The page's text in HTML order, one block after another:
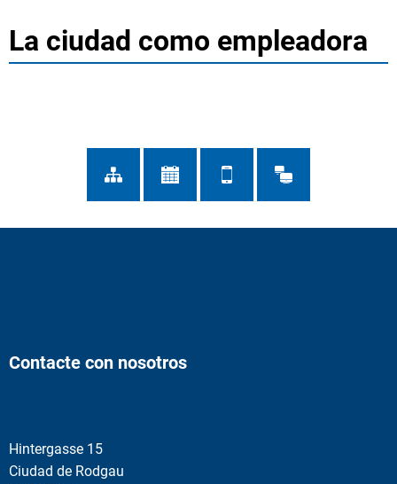
La ciudad como empleadora
Contacte con nosotros
Hintergasse 15
Ciudad de Rodgau